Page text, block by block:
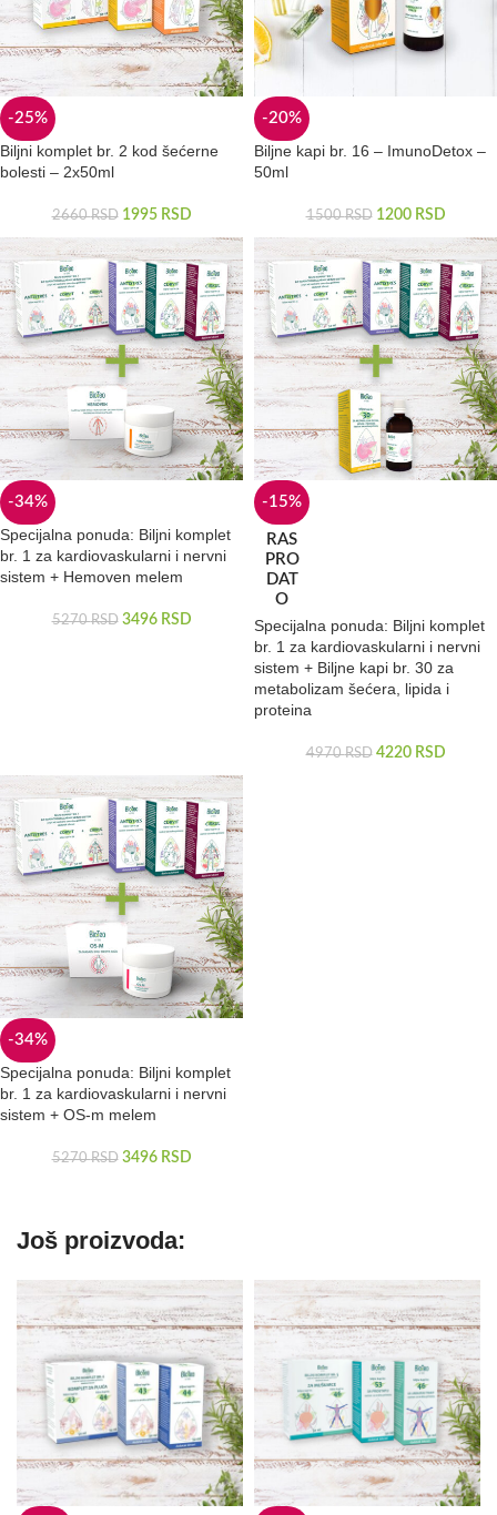
-25%
Biljni komplet br. 2 kod šećerne
bolesti – 2x50ml
2660RSD 1995 RSD
-20%
Biljne kapi br. 16 – ImunoDetox –
50ml
1500RSD 1200 RSD
-34%
Specijalna ponuda: Biljni komplet
br. 1 za kardiovaskularni i nervni
sistem + Hemoven melem
5270RSD 3496 RSD
-15%
RAS
PRO
DAT
O
Specijalna ponuda: Biljni komplet
br. 1 za kardiovaskularni i nervni
sistem + Biljne kapi br. 30 za
metabolizam šećera, lipida i
proteina
4970RSD 4220 RSD
-34%
Specijalna ponuda: Biljni komplet
br. 1 za kardiovaskularni i nervni
sistem + OS-m melem
5270RSD 3496 RSD
Još proizvoda: